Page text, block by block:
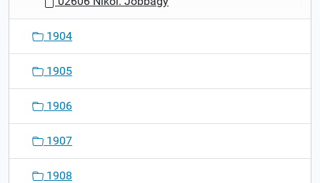
1904
1905
1906
1907
1908